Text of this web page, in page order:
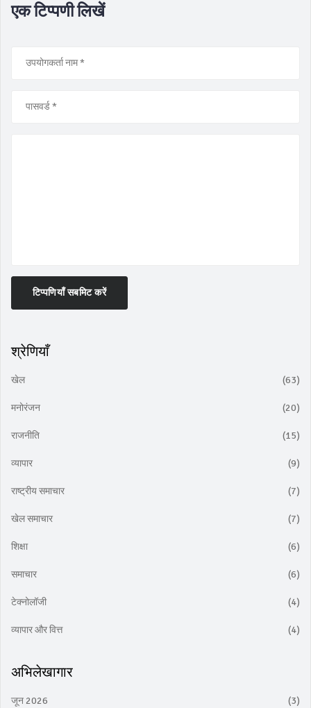
एक टिप्पणी लिखें
टिप्पणियाँ सबमिट करें
श्रेणियाँ
खेल (63)
मनोरंजन (20)
राजनीति (15)
व्यापार (9)
राष्ट्रीय समाचार (7)
खेल समाचार (7)
शिक्षा (6)
समाचार (6)
टेक्नोलॉजी (4)
व्यापार और वित्त (4)
अभिलेखागार
जून 2026 (3)